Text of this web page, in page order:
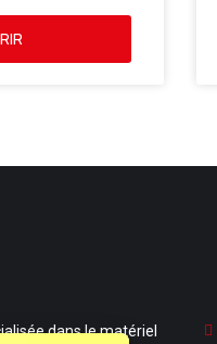
dans le matériel